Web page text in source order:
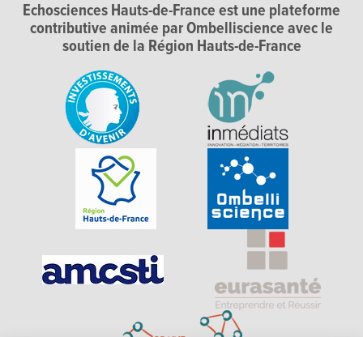
Echosciences Hauts-de-France est une plateforme
contributive animée par Ombelliscience avec le
soutien de la Région Hauts-de-France